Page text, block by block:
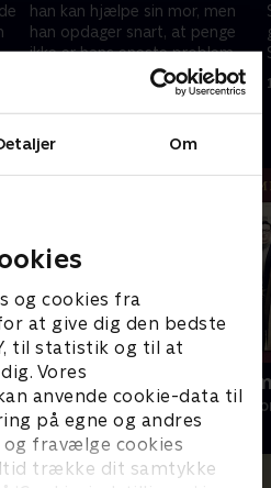
Om
og cookies fra
at give dig den bedste
til statistik og til at
Vores
anvende cookie-data til
på egne og andres
fravælge cookies
trække dit samtykke
han kan hjælpe sin mor, men
han opdager snart, at penge
ikke er hans eneste problem.
10. oktober 2025 • 17 min
Familier
Drama • 1